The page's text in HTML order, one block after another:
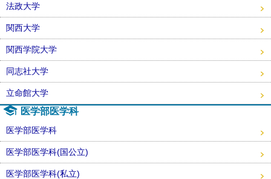
法政大学
関西大学
関西学院大学
同志社大学
立命館大学
医学部医学科
医学部医学科
医学部医学科(国公立)
医学部医学科(私立)